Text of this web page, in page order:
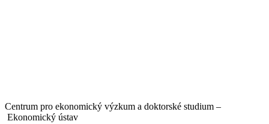
Centrum pro ekonomický výzkum a doktorské studium –
Ekonomický ústav